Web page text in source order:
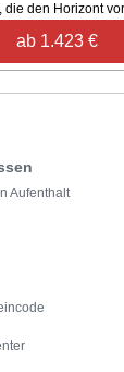
die den Horizont
ab 1.423 €
Aufenthalt